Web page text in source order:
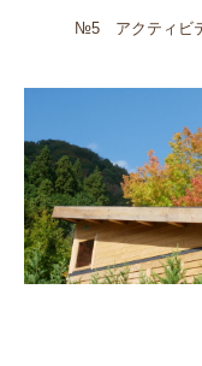
№5 アクティビ